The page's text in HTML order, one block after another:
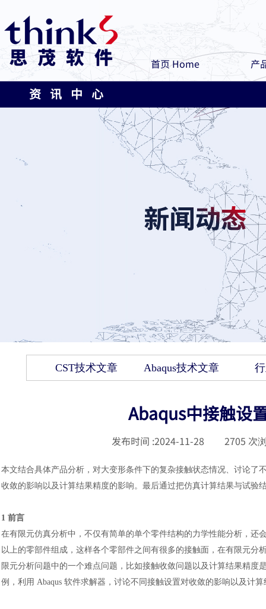
首页 Home 产
资 讯 中 心
CST技术文章 Abaqus技术文章
Abaqus中接触设
发布时间 :2024-11-28 2705 次
本文结合具体产品分析，对大变形条件下的复杂接触状态情况、讨论了
收敛的影响以及计算结果精度的影响。最后通过把仿真计算结果与试验
1 前言
在有限元仿真分析中，不仅有简单的单个零件结构的力学性能分析，
以上的零部件组成，这样各个零部件之间有很多的接触面，在有限元
限元分析问题中的一个难点问题，比如接触收敛问题以及计算结果精
例，利用 Abaqus 软件求解器，讨论不同接触设置对收敛的影响以及计